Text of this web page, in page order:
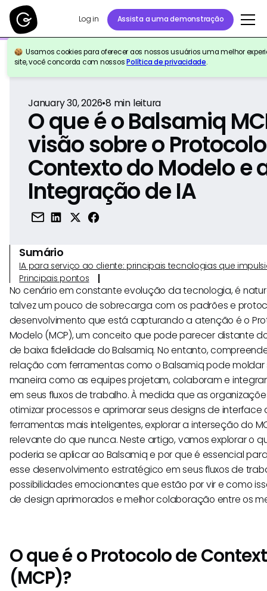
Log in Assista a uma demonstração
Usamos cookies para oferecer aos nossos usuários uma melhor
site, você concorda com nossosPolítica de privacidade.
Voltar para a referência
January 30, 2026•8min leitura
O que é o Balsamiq
visão sobre o
Contexto do Modelo e
Integração de IA
Sumário
IA para serviço ao cliente: principais tecnologias que
Principais pontos
No cenário em constante evolução da tecnologia, é
talvez um pouco de sobrecarga com os padrões e
desenvolvimento que está capturando a atenção é o
Modelo (MCP), um conceito que pode parecer distante
de baixa fidelidade do Balsamiq. No entanto,
relação com ferramentas como o Balsamiq pode
maneira como as equipes projetam, colaboram e
em seus fluxos de trabalho. À medida que as
otimizar processos e aprimorar seus designs de interface
ferramentas mais inteligentes, explorar a interseção do
relevante do que nunca. Neste artigo, vamos explorar o
poderia se aplicar ao Balsamiq e por que é essencial
esse desenvolvimento estratégico em seus fluxos de
possibilidades emocionantes que estão por vir e como
de design aprimorados e melhor colaboração entre os
O que é o Protocolo de
(MCP)?